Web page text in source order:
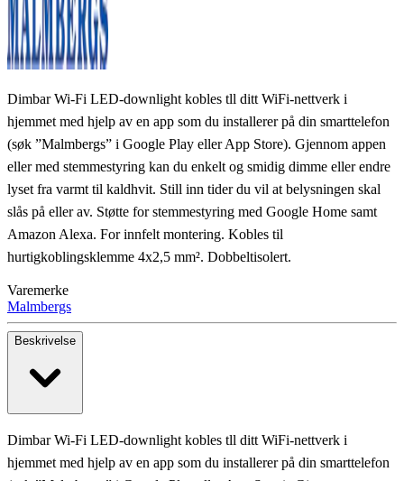
Dimbar Wi-Fi LED-downlight kobles tll ditt WiFi-nettverk i
hjemmet med hjelp av en app som du installerer på din smarttelefon
(søk ”Malmbergs” i Google Play eller App Store). Gjennom appen
eller med stemmestyring kan du enkelt og smidig dimme eller endre
lyset fra varmt til kaldhvit. Still inn tider du vil at belysningen skal
slås på eller av. Støtte for stemmestyring med Google Home samt
Amazon Alexa. For innfelt montering. Kobles til
hurtigkoblingsklemme 4x2,5 mm². Dobbeltisolert.
Varemerke
Malmbergs
Beskrivelse
Dimbar Wi-Fi LED-downlight kobles tll ditt WiFi-nettverk i
hjemmet med hjelp av en app som du installerer på din smarttelefon